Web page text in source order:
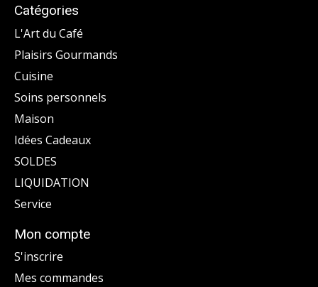
Catégories
L'Art du Café
Plaisirs Gourmands
Cuisine
Soins personnels
Maison
Idées Cadeaux
SOLDES
LIQUIDATION
Service
Mon compte
S'inscrire
Mes commandes